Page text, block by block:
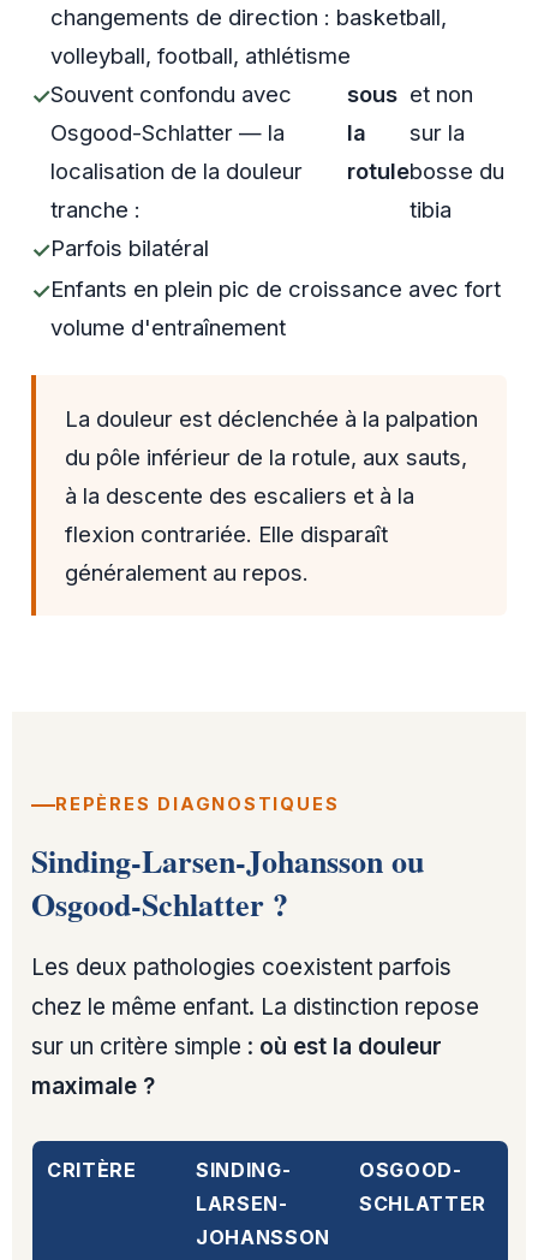
changements de direction : basketball,
volleyball, football, athlétisme
Souvent confondu avec
Osgood-Schlatter — la
localisation de la douleur
tranche :
sous
la
rotule
et non
sur la
bosse du
tibia
Parfois bilatéral
Enfants en plein pic de croissance avec fort
volume d'entraînement
La douleur est déclenchée à la palpation
du pôle inférieur de la rotule, aux sauts,
à la descente des escaliers et à la
flexion contrariée. Elle disparaît
généralement au repos.
REPÈRES DIAGNOSTIQUES
Sinding-Larsen-Johansson ou
Osgood-Schlatter ?
Les deux pathologies coexistent parfois
chez le même enfant. La distinction repose
sur un critère simple : où est la douleur
maximale ?
CRITÈRE
SINDING-
LARSEN-
JOHANSSON
OSGOOD-
SCHLATTER